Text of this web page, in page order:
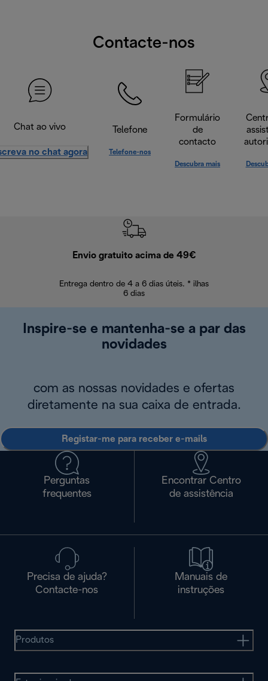
Contacte-nos
Chat ao vivo
no chat agora
Telefone
Telefone-nos
Formulário
de
contacto
Descubra mais
Envio gratuito acima de 49€
Entrega dentro de 4 a 6 dias úteis. * ilhas
6 dias
Inspire-se e mantenha-se a par das
novidades
com as nossas novidades e ofertas
diretamente na sua caixa de entrada.
Registar-me para receber e-mails
Perguntas
frequentes
Encontrar Centro
de assistência
Precisa de ajuda?
Contacte-nos
Manuais de
instruções
Produtos